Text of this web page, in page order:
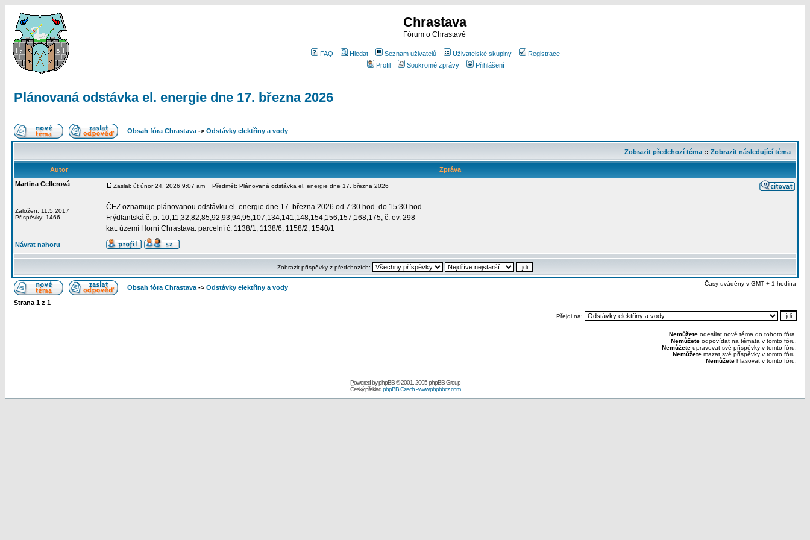
Chrastava
Fórum o Chrastavě
FAQ Hledat Seznam uživatelů Uživatelské skupiny
Registrace
Profil
Soukromé zprávy Přihlášení
Plánovaná odstávka el. energie dne 17. března 2026
Obsah fóra Chrastava -> Odstávky elektřiny a vody
Zobrazit předchozí téma :: Zobrazit následující téma
Autor
Zpráva
Martina Cellerová
Založen: 11.5.2017
Příspěvky: 1466
Zaslal: út únor 24, 2026 9:07 am Předmět: Plánovaná odstávka el. energie dne 17. března 2026
ČEZ oznamuje plánovanou odstávku el. energie dne 17. března 2026 od 7:30 hod. do 15:30 hod.
Frýdlantská č. p. 10,11,32,82,85,92,93,94,95,107,134,141,148,154,156,157,168,175, č. ev. 298
kat. území Horní Chrastava: parcelní č. 1138/1, 1138/6, 1158/2, 1540/1
Návrat nahoru
Zobrazit příspěvky z předchozích:
Obsah fóra Chrastava -> Odstávky elektřiny a vody
Časy uváděny v GMT + 1 hodina
Strana 1 z 1
Přejdi na:
Nemůžete odesílat nové téma do tohoto fóra.
Nemůžete odpovídat na témata v tomto fóru.
Nemůžete upravovat své příspěvky v tomto fóru.
Nemůžete mazat své příspěvky v tomto fóru.
Nemůžete hlasovat v tomto fóru.
Powered byphpBB© 2001, 2005 phpBB Group
Český překladphpBB Czech - www.phpbbcz.com